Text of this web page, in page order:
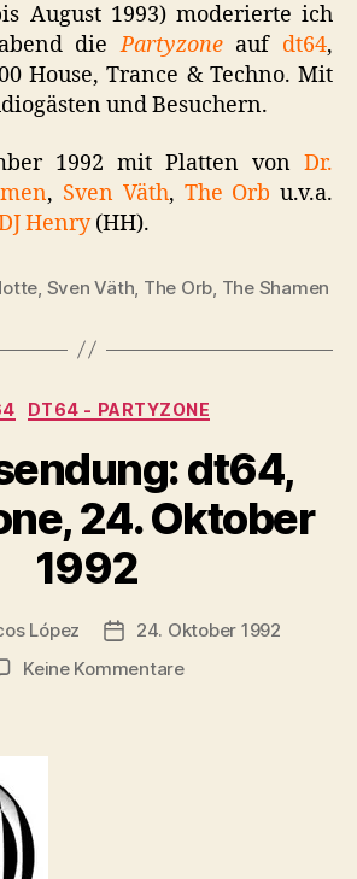
August 1993) moderierte ich
diePartyzoneauf dt64,
House, Trance & Techno. Mit
und Besuchern.
1992 mit Platten von Dr.
, Sven Väth, The Orb u.v.a.
Henry(HH).
Sven Väth The Orb The Shamen
Kategorien
DT64 - PARTYZONE
dt64,
24. Oktober
1992
López Veröffentlichungsdatum
24. Oktober 1992
Keine Kommentarezu